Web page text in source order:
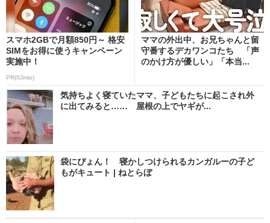
スマホ2GBで月額850円～ 格安
SIMをお得に使うキャンペーン
実施中！
PR(IIJmio)
ママの外出中、お兄ちゃんと留
守番するデカワンコたち 「声
のかけ方が優しい」「本当...
気持ちよく寝ていたママ、子どもたちに起こされ外
に出てみると…… 屋根の上でヤギが...
袋にぴょん！ 寝かしつけられるカンガルーの子ど
もがキュート | ねとらぼ